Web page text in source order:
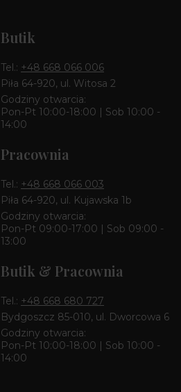
Butik
Tel.: +48 668 066 006
Piła 64-920, ul. Witosa 2
Godziny otwarcia:
Pon-Pt 10:00-18:00 | Sob 10:00 -
14:00
Pracownia
Tel.: +48 668 066 003
Piła 64-920, ul. Kujawska 1b
Godziny otwarcia:
Pon-Pt 09:00-17:00 | Sob 09:00 -
13:00
Butik & Pracownia
Tel.: +48 668 680 727
Bydgoszcz 85-010, ul. Dworcowa 6
Godziny otwarcia:
Pon-Pt 10:00-18:00 | Sob 10:00 -
14:00